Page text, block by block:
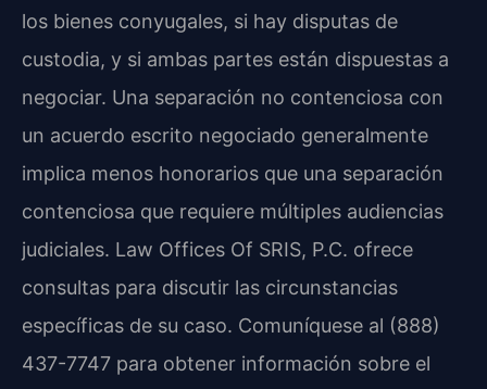
los bienes conyugales, si hay disputas de
custodia, y si ambas partes están dispuestas a
negociar. Una separación no contenciosa con
un acuerdo escrito negociado generalmente
implica menos honorarios que una separación
contenciosa que requiere múltiples audiencias
judiciales. Law Offices Of SRIS, P.C. ofrece
consultas para discutir las circunstancias
específicas de su caso. Comuníquese al (888)
437-7747 para obtener información sobre el